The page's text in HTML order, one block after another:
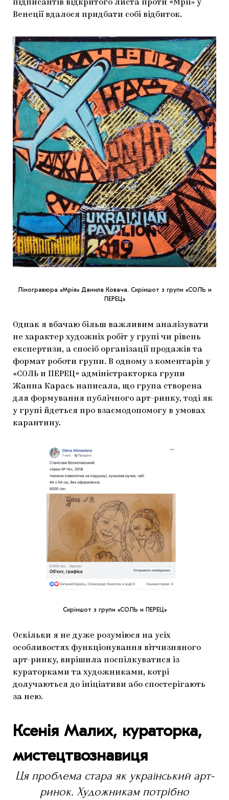
підписантів відкритого листа проти «Мрії» у
Венеції вдалося придбати собі відбиток.
Ліногравюра «Мрія» Данила Ковача. Скріншот з групи «CОЛЬ и
ПЕРЕЦ»
Однак я вбачаю більш важливим аналізувати
не характер художніх робіт у групі чи рівень
експертизи, а спосіб організації продажів та
формат роботи групи. В одному з коментарів у
«CОЛЬ и ПЕРЕЦ» адміністракторка групи
Жанна Карась написала, що група створена
для формування публічного арт-ринку, тоді як
у групі йдеться про взаємодопомогу в умовах
карантину.
Скріншот з групи «CОЛЬ и ПЕРЕЦ»
Оскільки я не дуже розуміюся на усіх
особливостях функціонування вітчизняного
арт-ринку, вирішила поспілкуватися із
кураторками та художниками, котрі
долучаються до ініціативи або спостерігають
за нею.
Ксенія Малих, кураторка,
мистецтвознавиця
Ця проблема стара як український арт-
ринок. Художникам потрібно